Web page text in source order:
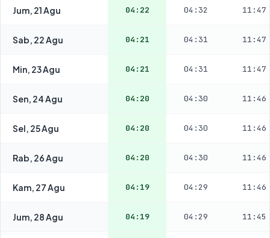
Jum, 21 Agu 04:22 04:32 11:47
Sab, 22 Agu 04:21 04:31 11:47
Min, 23 Agu 04:21 04:31 11:47
Sen, 24 Agu 04:20 04:30 11:46
Sel, 25 Agu 04:20 04:30 11:46
Rab, 26 Agu 04:20 04:30 11:46
Kam, 27 Agu 04:19 04:29 11:46
Jum, 28 Agu 04:19 04:29 11:45